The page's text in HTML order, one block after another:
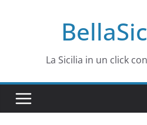
La Sicilia in un click